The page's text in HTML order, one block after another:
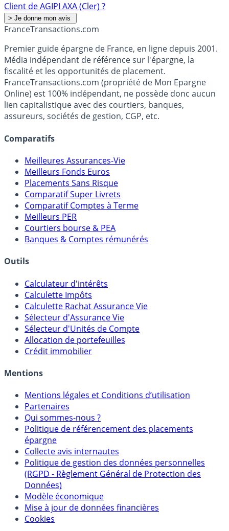
Client de AGIPI AXA (Cler) ?
FranceTransactions.com
Premier guide épargne de France, en ligne depuis 2001.
Média indépendant de référence sur l'épargne, la
fiscalité et les opportunités de placement.
FranceTransactions.com (propriété de Mon Epargne
Online) est 100% indépendant, ne possède donc aucun
lien capitalistique avec des courtiers, banques,
assureurs, sociétés de gestion, CGP, etc.
Comparatifs
Meilleures Assurances-Vie
Meilleurs Fonds Euros
Placements Sans Risque
Comparatif Super Livrets
Comparatif Comptes à Terme
Meilleurs PER
Courtiers bourse & PEA
Banques & Comptes rémunérés
Outils
Calculateur d'intérêts
Calculette Impôts
Calculette Rachat Assurance Vie
Sélecteur d'Assurance Vie
Sélecteur d'Unités de Compte
Allocation de portefeuilles
Crédit immobilier
Mentions
Mentions légales et Conditions d’utilisation
Partenaires
Qui sommes-nous ?
Politique de référencement des placements
épargne
Collecte avis internautes
Politique de gestion des données personnelles
(RGPD - Règlement Général de Protection des
Données)
Modèle économique
Mise à jour de données financières
Cookies